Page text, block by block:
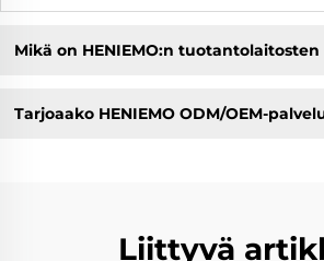
Mikä on HENIEMO:n tuotantolaitosten
Tarjoaako HENIEMO ODM/OEM-
Liittyvä